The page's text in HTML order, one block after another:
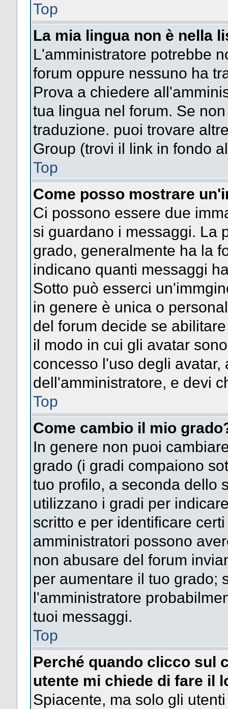
Top
La mia lingua non è nella
L'amministratore potrebbe
forum oppure nessuno ha
Prova a chiedere
tua lingua nel forum. Se
traduzione. puoi trovare
Group (trovi il link in fondo
Top
Come posso mostrare
Ci possono essere due
si guardano i messaggi. La
grado, generalmente ha la
indicano quanti messaggi
Sotto può esserci
in genere è unica o
del forum decide se
il modo in cui gli avatar
concesso l'uso degli
dell'amministratore, e devi
Top
Come cambio il mio
In genere non puoi
grado (i gradi compaiono
tuo profilo, a seconda dello
utilizzano i gradi per
scritto e per identificare
amministratori possono
non abusare del forum
per aumentare il tuo grado;
l'amministratore
tuoi messaggi.
Top
Perché quando clicco sul
utente mi chiede di fare il
Spiacente, ma solo gli